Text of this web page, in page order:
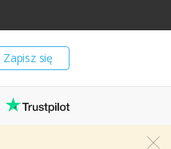
Zapisz się